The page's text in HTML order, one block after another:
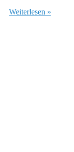
Weiterlesen »